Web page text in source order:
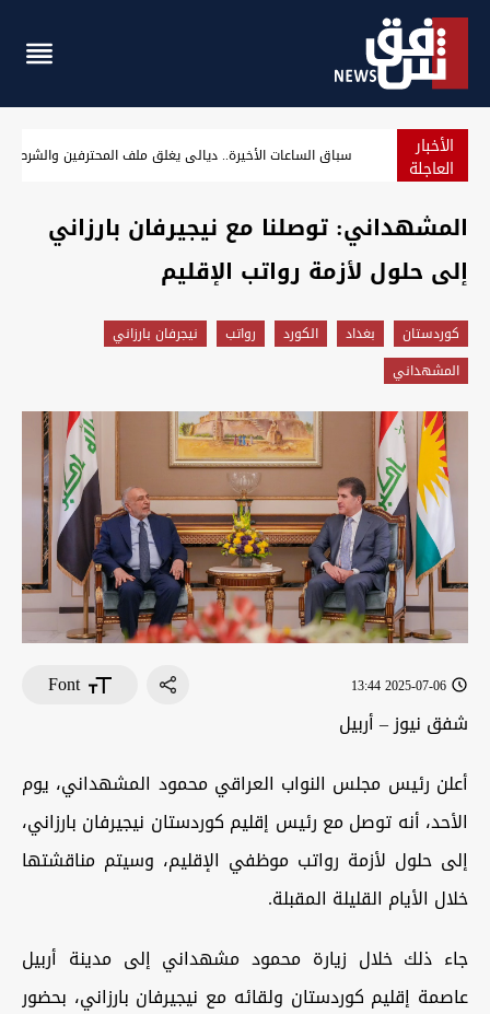
الأخبار
العاجلة خاما البصرة ينهيان الأسبوع على تراجع رغم ارتفاع آخر جلسة
المشهداني: توصلنا مع نيجيرفان بارزاني
إلى حلول لأزمة رواتب الإقليم
كوردستان بغداد الكورد رواتب
نيجرفان بارزاني
المشهداني
2025-07-06 13:44
Font
شفق نيوز – أربيل
أعلن رئيس مجلس النواب العراقي محمود المشهداني، يوم
الأحد، أنه توصل مع رئيس إقليم كوردستان نيجيرفان بارزاني،
إلى حلول لأزمة رواتب موظفي الإقليم، وسيتم مناقشتها
خلال الأيام القليلة المقبلة.
جاء ذلك خلال زيارة محمود مشهداني إلى مدينة أربيل
عاصمة إقليم كوردستان ولقائه مع نيجيرفان بارزاني، بحضور